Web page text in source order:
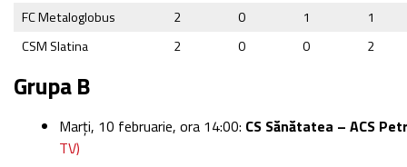
FC Metaloglobus
2 0 1
1
CSM Slatina
2 0 0 2
Grupa B
Marți, 10 februarie, ora 14:00: CS Sănătatea – ACS
TV)